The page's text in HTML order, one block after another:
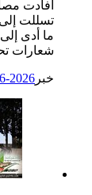
أفادت
تسللت إلى
ما أدى
شعارات
خبر 2026-06-17 18:13